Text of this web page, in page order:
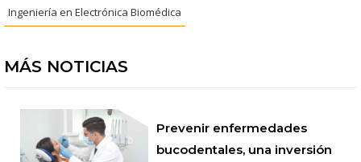
Ingeniería en Electrónica Biomédica
MÁS NOTICIAS
Prevenir enfermedades
bucodentales, una inversión